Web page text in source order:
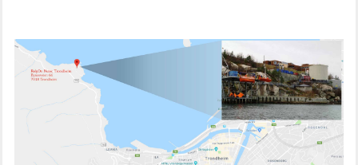
(OSE114)
Mann-Over-Bord (hurtiggående) liten
båt m/mørkekjøring – repetisjon
(OSE151)